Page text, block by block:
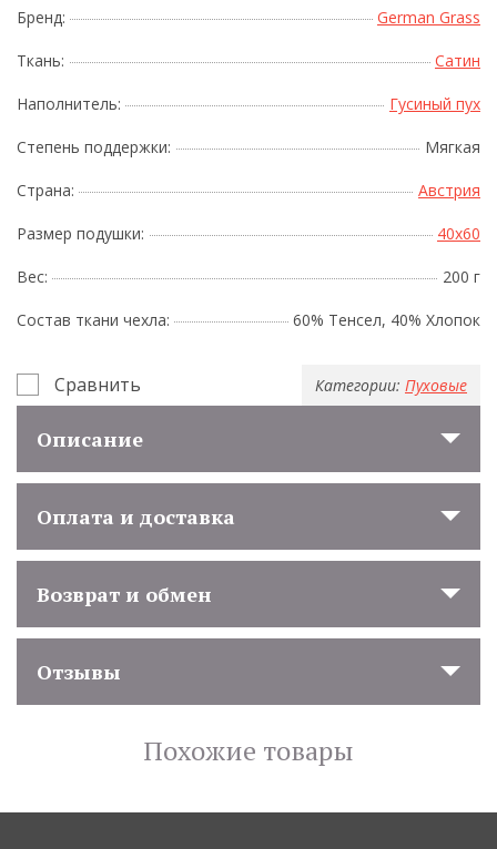
Бренд: German Grass
Ткань: Сатин
Наполнитель: Гусиный пух
Степень поддержки: Мягкая
Страна: Австрия
Размер подушки: 40x60
Вес: 200 г
Состав ткани чехла: 60% Тенсел, 40% Хлопок
Сравнить Категории: Пуховые
Описание
Оплата и доставка
Возврат и обмен
Отзывы
Похожие товары